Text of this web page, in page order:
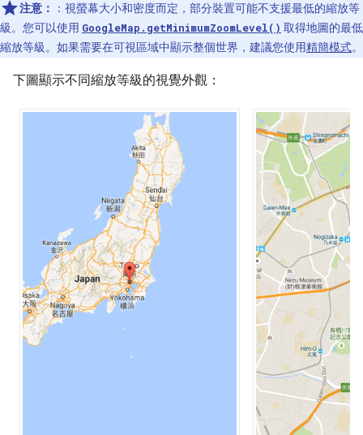
注意：
：視螢幕大小和密度而定，部分裝置可能不支援最低的縮放等
級。您可以使用 GoogleMap.getMinimumZoomLevel() 取得地圖的最低
縮放等級。如果需要在可視區域中顯示整個世界，建議您使用精簡模式。
下圖顯示不同縮放等級的視覺外觀：